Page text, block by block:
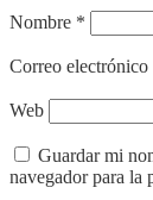
Nombre *
Correo electrónico
Web
Guardar mi
navegador para la